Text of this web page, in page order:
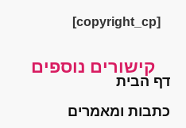
[copyright_cp]
קישורים נוספים
דף הבית
כתבות ומאמרים